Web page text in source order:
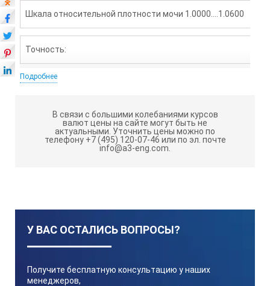
Шкала относительной плотности мочи 1.0000….1.0600
Точность:
Шкала относительной плотности мочи ±0.0010
Минимальная индикация:
Шкала относительной плотности мочи ±0.0001
10….40°C
Подробнее
В связи с большими колебаниями курсов
валют цены на сайте могут быть не
актуальными. Уточнить цены можно по
телефону +7 (495) 120-07-46 или по эл. почте
info@a3-eng.com.
У ВАС ОСТАЛИСЬ ВОПРОСЫ?
Получите бесплатную консультацию у наших
менеджеров,